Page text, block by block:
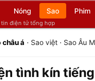
tin điện tử tổng hợp
Nóng Sao Phim
châu á · Sao việt · Sao Âu
tình kín